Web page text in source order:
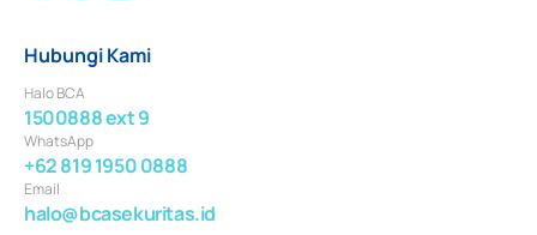
Hubungi Kami
Halo BCA
1500888 ext 9
WhatsApp
+62 819 1950 0888
Email
halo@bcasekuritas.id